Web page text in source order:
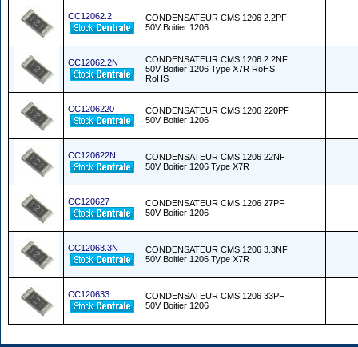
CC12062.2
CONDENSATEUR CMS 1206 2.2PF
50V Boitier 1206
CC12062.2N
CONDENSATEUR CMS 1206 2.2NF
50V Boitier 1206 Type X7R RoHS
RoHS
CC1206220
CONDENSATEUR CMS 1206 220PF
50V Boitier 1206
CC120622N
CONDENSATEUR CMS 1206 22NF
50V Boitier 1206 Type X7R
CC120627
CONDENSATEUR CMS 1206 27PF
50V Boitier 1206
CC12063.3N
CONDENSATEUR CMS 1206 3.3NF
50V Boitier 1206 Type X7R
CC120633
CONDENSATEUR CMS 1206 33PF
50V Boitier 1206